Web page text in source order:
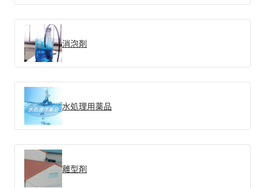
消泡剤
水処理用薬品
離型剤